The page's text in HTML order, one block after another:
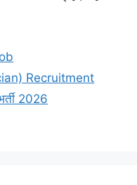
Recruitment
2026